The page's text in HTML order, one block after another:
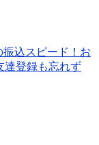
込スピード！お
達登録も忘れず